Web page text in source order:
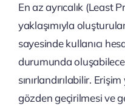
En az ayrıcalık (Least
yaklaşımıyla
sayesinde kullanıcı
durumunda
sınırlandırılabilir.
gözden geçirilmesi ve